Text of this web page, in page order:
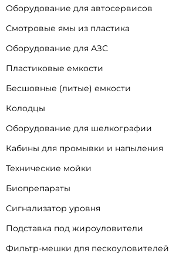
Оборудование для автосервисов
Смотровые ямы из пластика
Оборудование для АЗС
Пластиковые емкости
Бесшовные (литые) емкости
Колодцы
Оборудование для шелкографии
Кабины для промывки и напыления
Технические мойки
Биопрепараты
Сигнализатор уровня
Подставка под жироуловители
Фильтр-мешки для пескоуловителей